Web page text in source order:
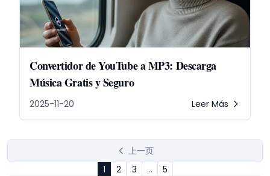
Convertidor de YouTube a MP3: Descarga
Música Gratis y Seguro
2025-11-20 Leer Más
上一页
1
2 3 ...
5